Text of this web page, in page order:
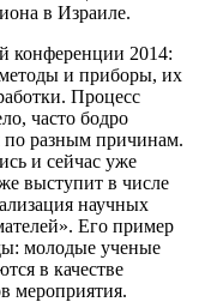
в Израиле.
конференции 2014:
и приборы, их
Процесс
часто бодро
по разным причинам.
и сейчас уже
выступит в числе
научных
Его пример
молодые ученые
в качестве
мероприятия.